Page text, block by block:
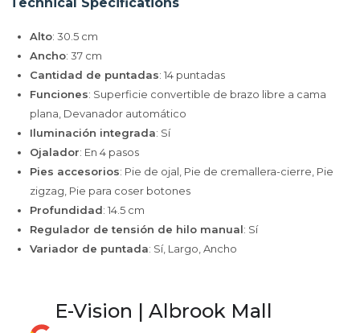
Alto: 30.5 cm
Ancho: 37 cm
Cantidad de puntadas: 14 puntadas
Funciones: Superficie convertible de brazo libre a cama
plana, Devanador automático
Iluminación integrada: Sí
Ojalador: En 4 pasos
Pies accesorios: Pie de ojal, Pie de cremallera-cierre, Pie
zigzag, Pie para coser botones
Profundidad: 14.5 cm
Regulador de tensión de hilo manual: Sí
Variador de puntada: Sí, Largo, Ancho
E-Vision | Albrook Mall